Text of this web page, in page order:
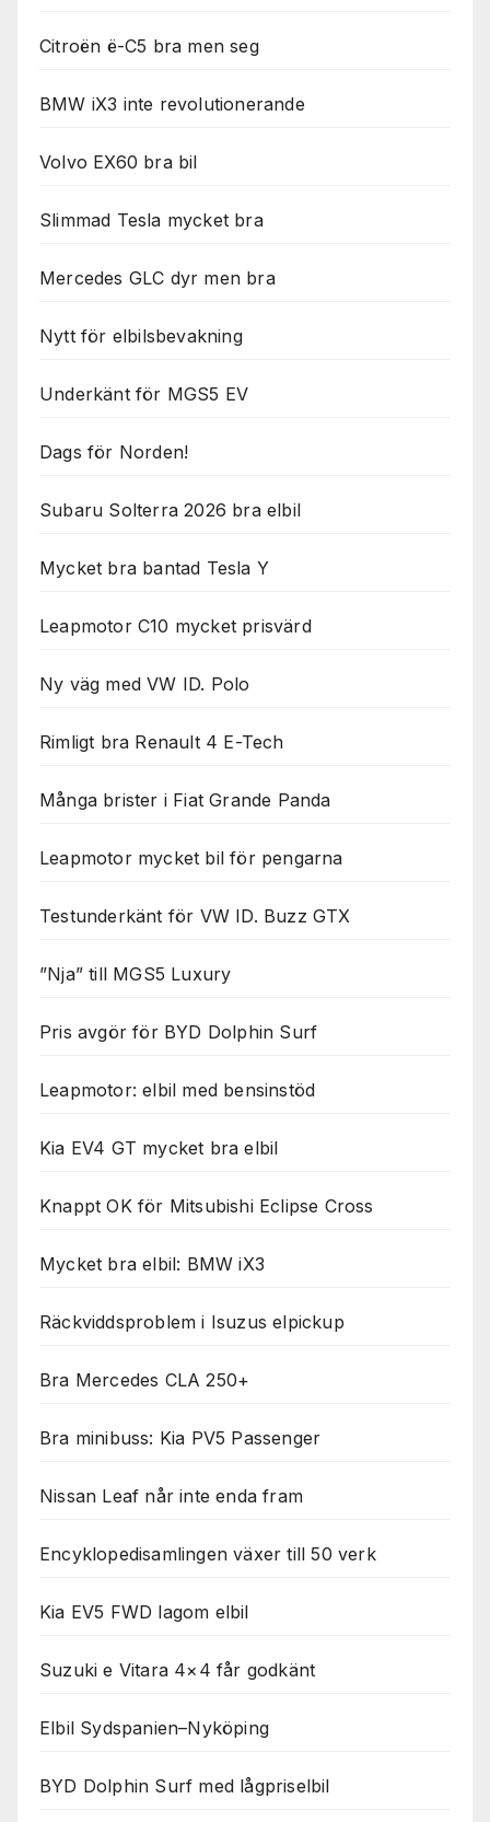
Citroën ë-C5 bra men seg
BMW iX3 inte revolutionerande
Volvo EX60 bra bil
Slimmad Tesla mycket bra
Mercedes GLC dyr men bra
Nytt för elbilsbevakning
Underkänt för MGS5 EV
Dags för Norden!
Subaru Solterra 2026 bra elbil
Mycket bra bantad Tesla Y
Leapmotor C10 mycket prisvärd
Ny väg med VW ID. Polo
Rimligt bra Renault 4 E-Tech
Många brister i Fiat Grande Panda
Leapmotor mycket bil för pengarna
Testunderkänt för VW ID. Buzz GTX
”Nja” till MGS5 Luxury
Pris avgör för BYD Dolphin Surf
Leapmotor: elbil med bensinstöd
Kia EV4 GT mycket bra elbil
Knappt OK för Mitsubishi Eclipse Cross
Mycket bra elbil: BMW iX3
Räckviddsproblem i Isuzus elpickup
Bra Mercedes CLA 250+
Bra minibuss: Kia PV5 Passenger
Nissan Leaf når inte enda fram
Encyklopedisamlingen växer till 50 verk
Kia EV5 FWD lagom elbil
Suzuki e Vitara 4×4 får godkänt
Elbil Sydspanien–Nyköping
BYD Dolphin Surf med lågpriselbil